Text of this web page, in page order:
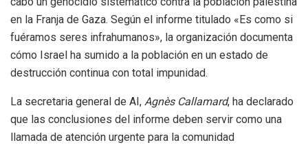
en la Franja de Gaza. Según el informe titulado «Es como si
fuéramos seres infrahumanos», la organización documenta
cómo Israel ha sumido a la población en un estado de
destrucción continua con total impunidad.
La secretaria general de AI, Agnès Callamard, ha declarado
que las conclusiones del informe deben servir como una
llamada de atención urgente para la comunidad